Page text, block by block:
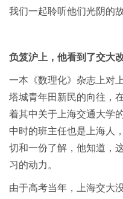
我们一起聆听他们光阴的
负笈沪上，他看到了交大
一本《数理化》杂志上对
塔城青年田新民的向往，
着其中关于上海交通大学
中时的班主任也是上海人
切和一份了解，他知道，
习的动力。
由于高考当年，上海交大